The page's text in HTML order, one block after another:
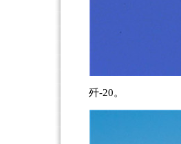
歼-20。